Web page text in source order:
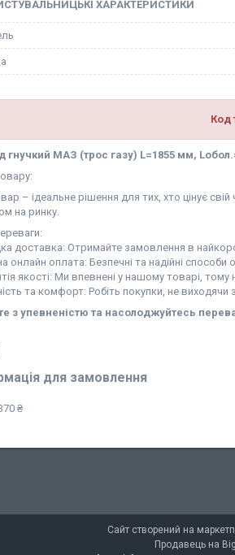
ХАРАКТЕРИСТИКИ
Код
гнучкий МАЗ (трос газу) L=1855 мм,
– ідеальне рішення для тих, хто цінує
на ринку.
доставка: Отримайте замовлення в
онлайн оплата: Безпечні та надійні способи
якості: Ми впевнені у нашому товарі,
та комфорт: Робіть покупки, не
з упевненістю та насолоджуйтесь
для замовлення
₴
Сайт створений на
Продавець на